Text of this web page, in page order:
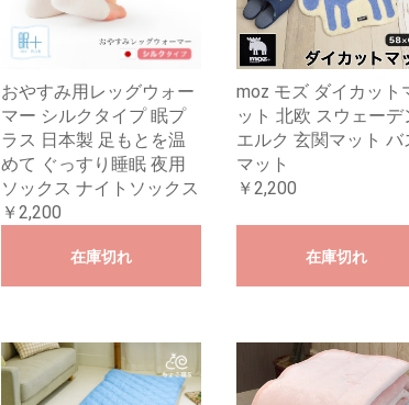
おやすみ用レッグウォー
マー シルクタイプ 眠プ
ラス 日本製 足もとを温
めて ぐっすり睡眠 夜用
ソックス ナイトソックス
￥2,200
在庫切れ
moz モズ ダイカット
ット 北欧 スウェーデ
エルク 玄関マット バ
マット
￥2,200
在庫切れ